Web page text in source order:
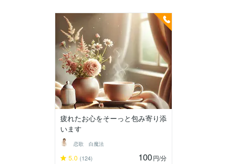
疲れたお心をそーっと包み寄り添
います
恋歌 白魔法
5.0 (124) 100円/分